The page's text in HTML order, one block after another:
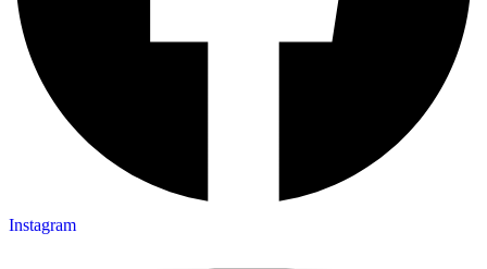
Instagram